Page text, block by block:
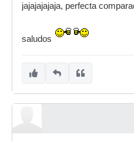
jajajajajaja, perfecta
saludos